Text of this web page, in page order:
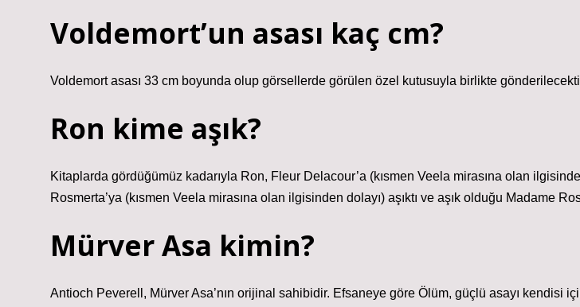
Voldemort’un asası kaç cm?
Voldemort asası 33 cm boyunda olup görsellerde görülen özel kutusuyla birlikte
Ron kime aşık?
Kitaplarda gördüğümüz kadarıyla Ron, Fleur Delacour’a (kısmen Veela mirasına olan
Rosmerta’ya (kısmen Veela mirasına olan ilgisinden dolayı) aşıktı ve aşık olduğu Madame
Mürver Asa kimin?
Antioch Peverell, Mürver Asa’nın orijinal sahibidir. Efsaneye göre Ölüm, güçlü asayı kendisi